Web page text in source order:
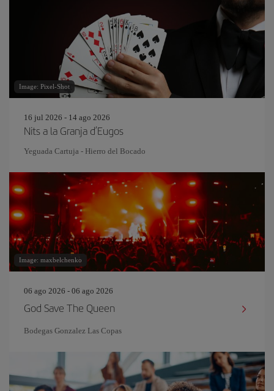
Image: Pixel-Shot
16 jul 2026 - 14 ago 2026
Nits a la Granja d’Eugos
Yeguada Cartuja - Hierro del Bocado
Image: maxbelchenko
06 ago 2026 - 06 ago 2026
God Save The Queen
Bodegas Gonzalez Las Copas